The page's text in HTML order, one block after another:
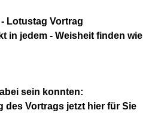
Lotustag Vortrag
in jedem - Weisheit finden wie
sein konnten:
des Vortrags jetzt hier für Sie